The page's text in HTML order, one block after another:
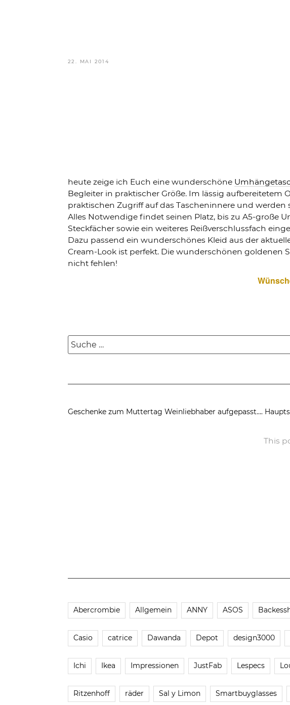
VERÖFFENTLICHT
22. MAI 2014
heute zeige ich Euch eine wunderschöne
Begleiter in praktischer Größe. Im lässig aufbereitetem
praktischen Zugriff auf das Tascheninnere und
Alles Notwendige findet seinen Platz, bis zu A5-große
Steckfächer sowie ein weiteres Reißverschlussfach
Dazu passend ein wunderschönes Kleid aus der
Cream-Look ist perfekt. Die wunderschönen goldenen
nicht fehlen!
Suche
nach:
Geschenke zum Muttertag Weinliebhaber aufgepasst….
This
Abercrombie Allgemein ANNY ASOS
Casio catrice Dawanda Depot design3000
Ichi Ikea Impressionen JustFab Lespecs
Ritzenhoff räder Sal y Limon Smartbuyglasses